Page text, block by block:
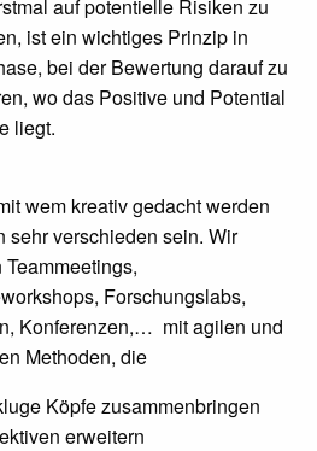
auf potentielle Risiken zu
ist ein wichtiges Prinzip in
bei der Bewertung darauf zu
wo das Positive und Potential
liegt.
wem kreativ gedacht werden
sehr verschieden sein. Wir
Forschungslabs,
Konferenzen,… mit agilen und
Methoden, die
Köpfe zusammenbringen
erweitern